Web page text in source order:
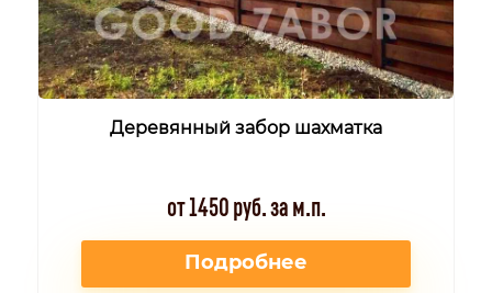
Деревянный забор шахматка
от 1450 руб. за м.п.
Подробнее